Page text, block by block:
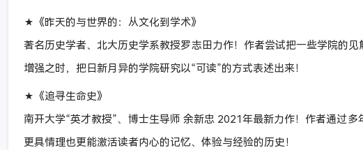
★《昨天的与世界的：从文化到学术》
著名历史学者、北大历史学系教授罗志田力作！作者尝试把一些学院的
增强之时，把日新月异的学院研究以“可读”的方式表述出来！
★《追寻生命史》
南开大学“英才教授”、博士生导师 余新忠 2021年最新力作！作者通过
更具情理也更能激活读者内心的记忆、体验与经验的历史！